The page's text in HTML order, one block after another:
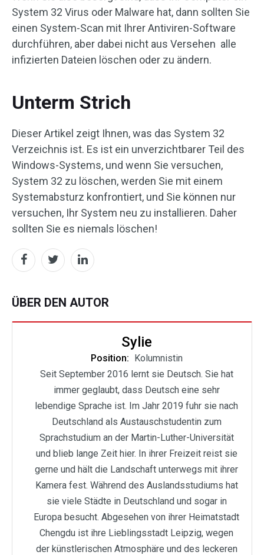
System 32 Virus oder Malware hat, dann sollten Sie
einen System-Scan mit Ihrer Antiviren-Software
durchführen, aber dabei nicht aus Versehen alle
infizierten Dateien löschen oder zu ändern.
Unterm Strich
Dieser Artikel zeigt Ihnen, was das System 32
Verzeichnis ist. Es ist ein unverzichtbarer Teil des
Windows-Systems, und wenn Sie versuchen,
System 32 zu löschen, werden Sie mit einem
Systemabsturz konfrontiert, und Sie können nur
versuchen, Ihr System neu zu installieren. Daher
sollten Sie es niemals löschen!
ÜBER DEN AUTOR
Sylie
Position: Kolumnistin
Seit September 2016 lernt sie Deutsch. Sie hat
immer geglaubt, dass Deutsch eine sehr
lebendige Sprache ist. Im Jahr 2019 fuhr sie nach
Deutschland als Austauschstudentin zum
Sprachstudium an der Martin-Luther-Universität
und blieb lange Zeit hier. In ihrer Freizeit reist sie
gerne und hält die Landschaft unterwegs mit ihrer
Kamera fest. Während des Auslandsstudiums hat
sie viele Städte in Deutschland und sogar in
Europa besucht. Abgesehen von ihrer Heimatstadt
Chengdu ist ihre Lieblingsstadt Leipzig, wegen
der künstlerischen Atmosphäre und des leckeren